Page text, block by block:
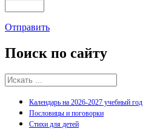
Отправить
Поиск по сайту
Календарь на 2026-2027 учебный год
Пословицы и поговорки
Стихи для детей